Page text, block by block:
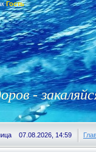
Гость
-
07.08.2026, 14:59